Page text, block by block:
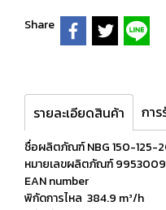
Share
รายละเอียดสินค้า กา
ชื่อผลิตภัณฑ์ NBG 150-125-
หมายเลขผลิตภัณฑ์
EAN number
พิกัดการไหล 384.9 m³/h